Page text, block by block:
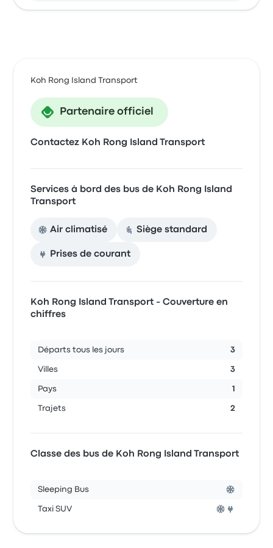
Koh Rong Island Transport
Partenaire officiel
Contactez Koh Rong Island Transport
Services à bord des bus de Koh Rong Island
Transport
Air climatisé Siège standard
Prises de courant
Koh Rong Island Transport - Couverture en
chiffres
Départs tous les jours 3
Villes 3
Pays 1
Trajets 2
Classe des bus de Koh Rong Island Transport
Sleeping Bus
Taxi SUV